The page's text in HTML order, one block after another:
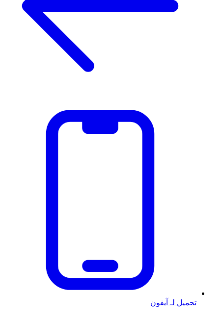
تحميل لـ آيفون